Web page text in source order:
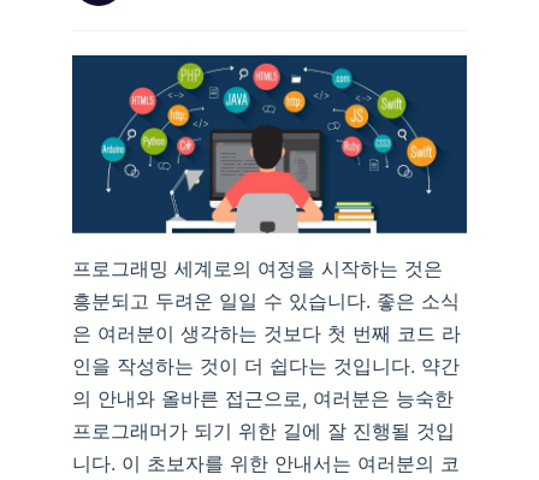
프로그래밍 세계로의 여정을 시작하는 것은
흥분되고 두려운 일일 수 있습니다. 좋은 소식
은 여러분이 생각하는 것보다 첫 번째 코드 라
인을 작성하는 것이 더 쉽다는 것입니다. 약간
의 안내와 올바른 접근으로, 여러분은 능숙한
프로그래머가 되기 위한 길에 잘 진행될 것입
니다. 이 초보자를 위한 안내서는 여러분의 코